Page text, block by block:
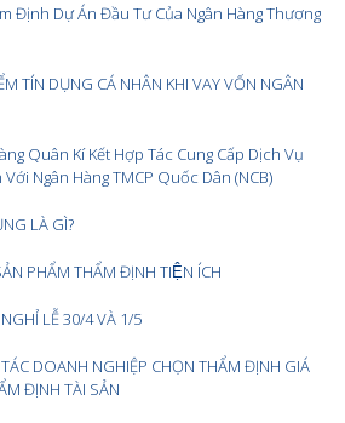
Định Dự Án Đầu Tư Của Ngân Hàng Thương
TÍN DỤNG CÁ NHÂN KHI VAY VỐN NGÂN
Quân Kí Kết Hợp Tác Cung Cấp Dịch Vụ
Ngân Hàng TMCP Quốc Dân (NCB)
LÀ GÌ?
PHẨM THẨM ĐỊNH TIỆN ÍCH
LỄ 30/4 VÀ 1/5
DOANH NGHIỆP CHỌN THẨM ĐỊNH GIÁ
ĐỊNH TÀI SẢN